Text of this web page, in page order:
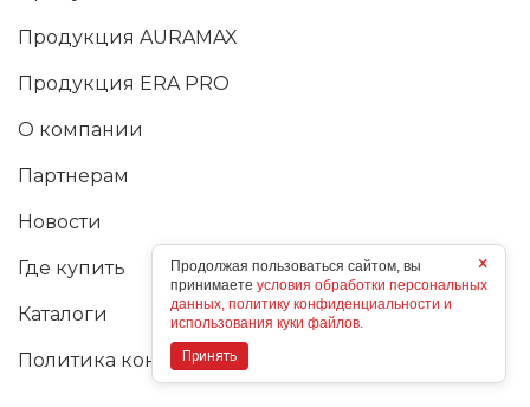
Продукция AURAMAX
Продукция ERA PRO
О компании
Партнерам
Новости
Где купить
Каталоги
Политика конфиденциальности
×
Продолжая пользоваться сайтом, вы
принимаете условия обработки персональных
данных, политику конфиденциальности и
использования куки файлов.
Принять